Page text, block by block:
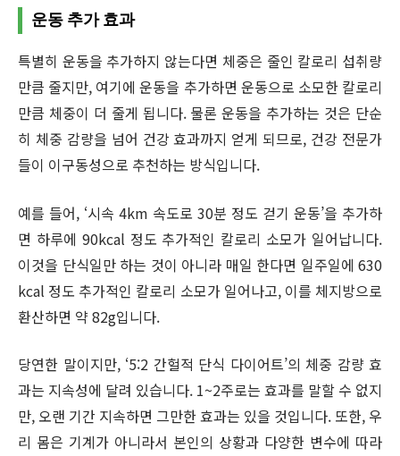
운동 추가 효과
특별히 운동을 추가하지 않는다면 체중은 줄인 칼로리 섭취량
만큼 줄지만, 여기에 운동을 추가하면 운동으로 소모한 칼로리
만큼 체중이 더 줄게 됩니다. 물론 운동을 추가하는 것은 단순
히 체중 감량을 넘어 건강 효과까지 얻게 되므로, 건강 전문가
들이 이구동성으로 추천하는 방식입니다.
예를 들어, ‘시속 4km 속도로 30분 정도 걷기 운동’을 추가하
면 하루에 90kcal 정도 추가적인 칼로리 소모가 일어납니다.
이것을 단식일만 하는 것이 아니라 매일 한다면 일주일에 630
kcal 정도 추가적인 칼로리 소모가 일어나고, 이를 체지방으로
환산하면 약 82g입니다.
당연한 말이지만, ‘5:2 간헐적 단식 다이어트’의 체중 감량 효
과는 지속성에 달려 있습니다. 1~2주로는 효과를 말할 수 없지
만, 오랜 기간 지속하면 그만한 효과는 있을 것입니다. 또한, 우
리 몸은 기계가 아니라서 본인의 상황과 다양한 변수에 따라